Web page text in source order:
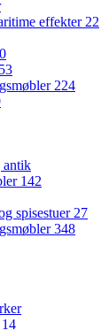
effekter22
53
224
antik
142
spisestuer27
348
14